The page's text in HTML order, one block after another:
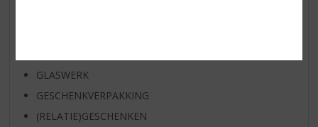
GLASWERK
GESCHENKVERPAKKING
(RELATIE)GESCHENKEN